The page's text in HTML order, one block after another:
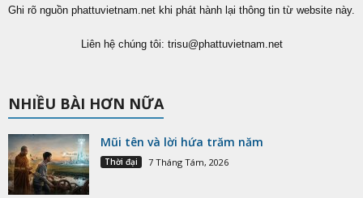
Ghi rõ nguồn phattuvietnam.net khi phát hành lại thông tin từ website này.
Liên hệ chúng tôi: trisu@phattuvietnam.net
NHIỀU BÀI HƠN NỮA
Mũi tên và lời hứa trăm năm
Thời đại 7 Tháng Tám, 2026